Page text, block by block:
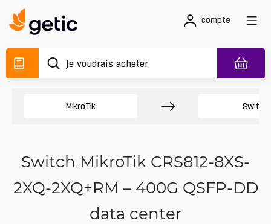
compte
MikroTik Switch
Switch MikroTik CRS812-8XS-
2XQ-2XQ+RM – 400G QSFP-DD
data center